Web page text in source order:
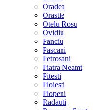
Oradea
Orastie
Otelu Rosu
Ovidiu
Panciu
Pascani
Petrosani
Piatra Neamt
Pitesti
Ploiesti
Plopeni
Radauti